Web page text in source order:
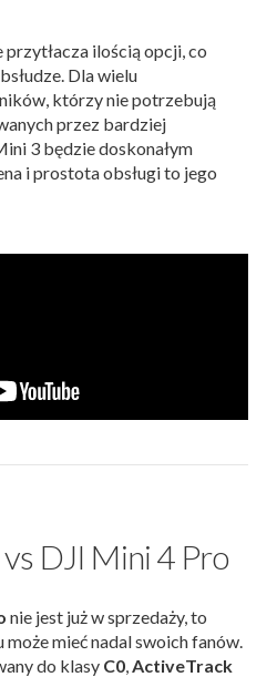
ilością opcji, co
Dla wielu
którzy nie potrzebują
przez bardziej
3 będzie doskonałym
i prostota obsługi to jego
DJI Mini 4 Pro
nie jest już w sprzedaży, to
mieć nadal swoich fanów.
do klasy C0 ActiveTrack